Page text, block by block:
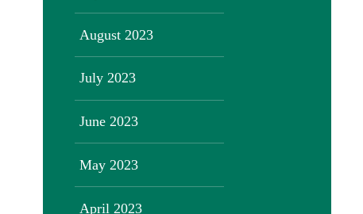
August 2023
July 2023
June 2023
May 2023
April 2023